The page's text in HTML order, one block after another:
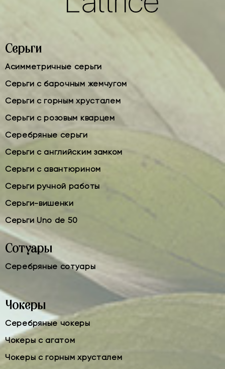
Серьги
Асимметричные серьги
Серьги с барочным жемчугом
Серьги с горным хрусталем
Серьги с розовым кварцем
Серебряные серьги
Серьги с английским замком
Серьги с авантюрином
Серьги ручной работы
Серьги-вишенки
Серьги Uno de 50
Сотуары
Серебряные сотуары
Чокеры
Серебряные чокеры
Чокеры с агатом
Чокеры с горным хрусталем